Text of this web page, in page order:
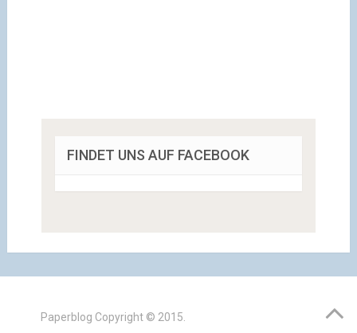
FINDET UNS AUF FACEBOOK
Paperblog Copyright © 2015.